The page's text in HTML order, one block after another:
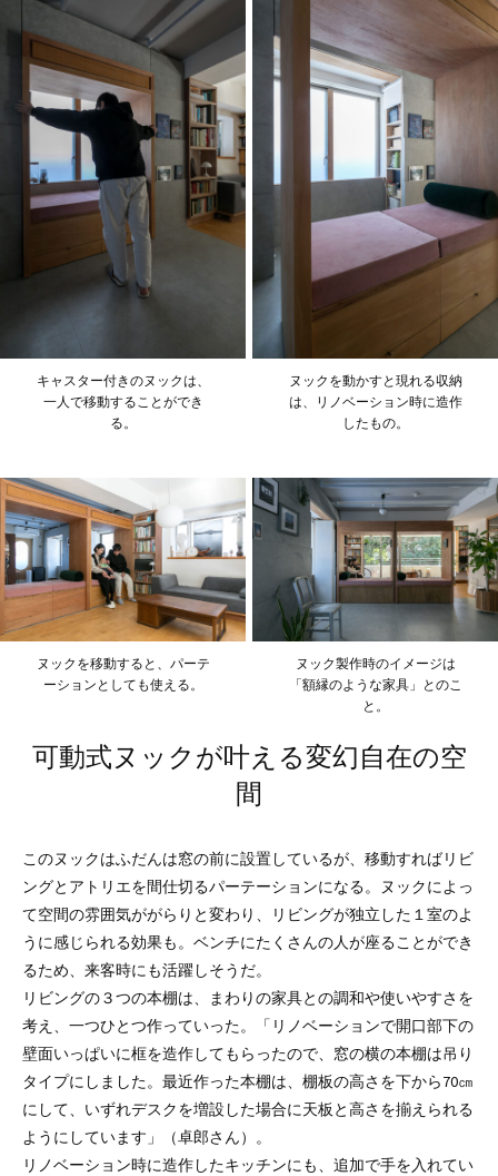
キャスター付きのヌックは、
一人で移動することができ
る。
ヌックを動かすと現れる収納
は、リノベーション時に造作
したもの。
ヌックを移動すると、パーテ
ーションとしても使える。
ヌック製作時のイメージは
「額縁のような家具」とのこ
と。
可動式ヌックが叶える変幻自在の空
間
このヌックはふだんは窓の前に設置しているが、移動すればリビ
ングとアトリエを間仕切るパーテーションになる。ヌックによっ
て空間の雰囲気ががらりと変わり、リビングが独立した１室のよ
うに感じられる効果も。ベンチにたくさんの人が座ることができ
るため、来客時にも活躍しそうだ。
リビングの３つの本棚は、まわりの家具との調和や使いやすさを
考え、一つひとつ作っていった。「リノベーションで開口部下の
壁面いっぱいに框を造作してもらったので、窓の横の本棚は吊り
タイプにしました。最近作った本棚は、棚板の高さを下から70㎝
にして、いずれデスクを増設した場合に天板と高さを揃えられる
ようにしています」（卓郎さん）。
リノベーション時に造作したキッチンにも、追加で手を入れてい